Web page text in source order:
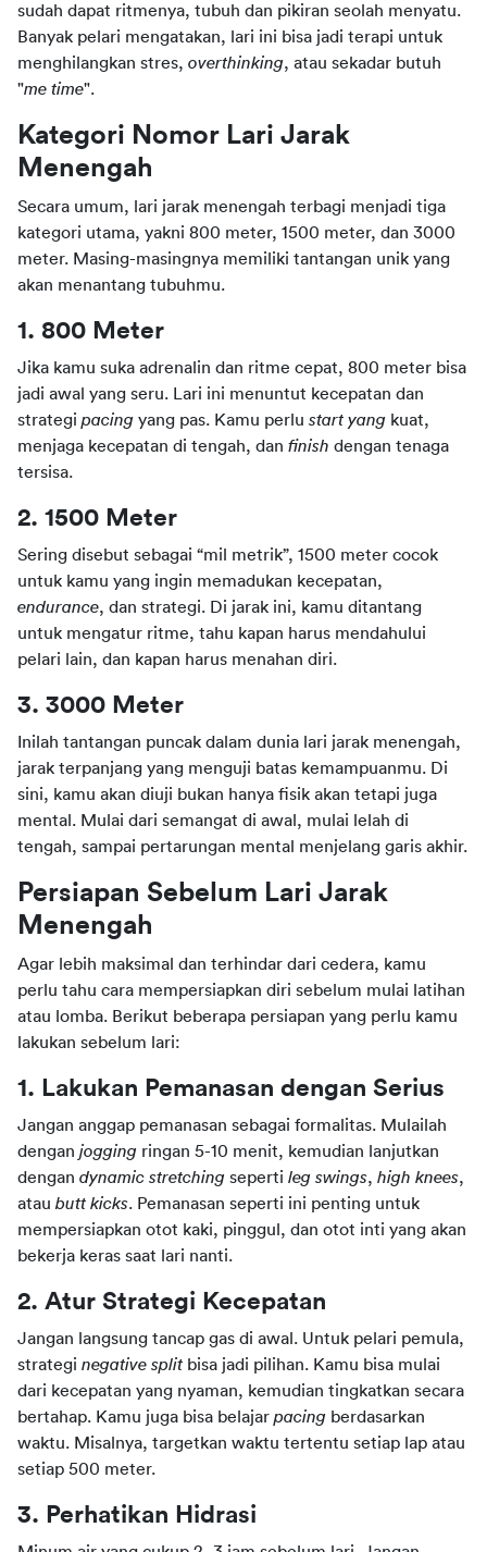
sudah dapat ritmenya, tubuh dan pikiran seolah menyatu.
Banyak pelari mengatakan, lari ini bisa jadi terapi untuk
menghilangkan stres, overthinking, atau sekadar butuh
"me time".
Kategori Nomor Lari Jarak
Menengah
Secara umum, lari jarak menengah terbagi menjadi tiga
kategori utama, yakni 800 meter, 1500 meter, dan 3000
meter. Masing-masingnya memiliki tantangan unik yang
akan menantang tubuhmu.
1. 800 Meter
Jika kamu suka adrenalin dan ritme cepat, 800 meter bisa
jadi awal yang seru. Lari ini menuntut kecepatan dan
strategi pacing yang pas. Kamu perlu start yang kuat,
menjaga kecepatan di tengah, dan finish dengan tenaga
tersisa.
2. 1500 Meter
Sering disebut sebagai “mil metrik”, 1500 meter cocok
endurance, dan strategi. Di jarak ini, kamu ditantang
untuk mengatur ritme, tahu kapan harus mendahului
pelari lain, dan kapan harus menahan diri.
3. 3000 Meter
Inilah tantangan puncak dalam dunia lari jarak menengah,
jarak terpanjang yang menguji batas kemampuanmu. Di
sini, kamu akan diuji bukan hanya fisik akan tetapi juga
mental. Mulai dari semangat di awal, mulai lelah di
tengah, sampai pertarungan mental menjelang garis akhir.
Persiapan Sebelum Lari Jarak
Menengah
Agar lebih maksimal dan terhindar dari cedera, kamu
perlu tahu cara mempersiapkan diri sebelum mulai latihan
atau lomba. Berikut beberapa persiapan yang perlu kamu
lakukan sebelum lari:
1. Lakukan Pemanasan dengan Serius
Jangan anggap pemanasan sebagai formalitas. Mulailah
dengan jogging ringan 5-10 menit, kemudian lanjutkan
dengan dynamic stretching seperti leg swings, high knees,
atau butt kicks. Pemanasan seperti ini penting untuk
mempersiapkan otot kaki, pinggul, dan otot inti yang akan
bekerja keras saat lari nanti.
2. Atur Strategi Kecepatan
Jangan langsung tancap gas di awal. Untuk pelari pemula,
strategi negative split bisa jadi pilihan. Kamu bisa mulai
dari kecepatan yang nyaman, kemudian tingkatkan secara
bertahap. Kamu juga bisa belajar pacing berdasarkan
waktu. Misalnya, targetkan waktu tertentu setiap lap atau
setiap 500 meter.
3. Perhatikan Hidrasi